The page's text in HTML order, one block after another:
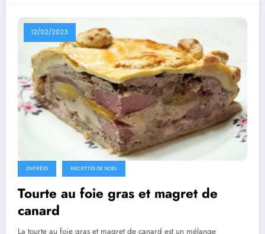
12/02/2023
ENTRÉES RECETTES DE NOEL
Tourte au foie gras et magret de
canard
La tourte au foie gras et magret de canard est un mélange